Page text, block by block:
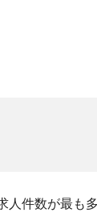
件数が最も多